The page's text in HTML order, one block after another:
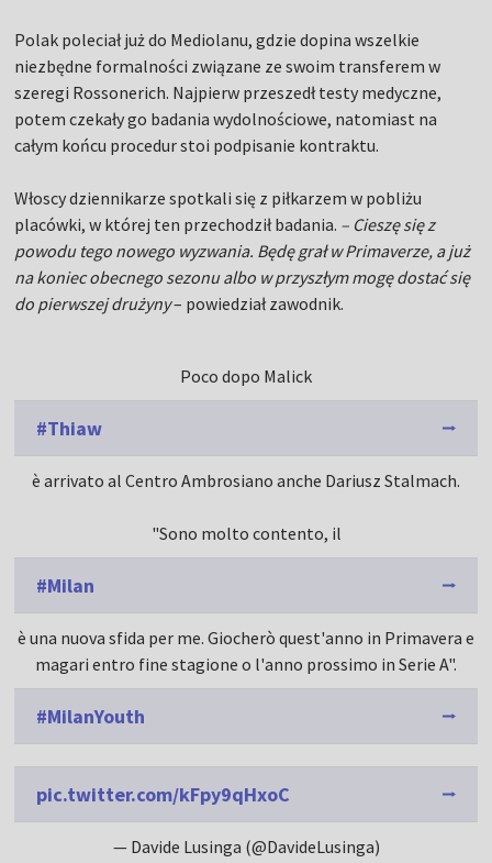
Polak poleciał już do Mediolanu, gdzie dopina wszelkie
niezbędne formalności związane ze swoim transferem w
szeregi Rossonerich. Najpierw przeszedł testy medyczne,
potem czekały go badania wydolnościowe, natomiast na
całym końcu procedur stoi podpisanie kontraktu.
Włoscy dziennikarze spotkali się z piłkarzem w pobliżu
placówki, w której ten przechodził badania. – Cieszę się z
powodu tego nowego wyzwania. Będę grał w Primaverze, a już
na koniec obecnego sezonu albo w przyszłym mogę dostać się
do pierwszej drużyny– powiedział zawodnik.
Poco dopo Malick
#Thiaw
è arrivato al Centro Ambrosiano anche Dariusz Stalmach.
"Sono molto contento, il
#Milan
è una nuova sfida per me. Giocherò quest'anno in Primavera e
magari entro fine stagione o l'anno prossimo in Serie A".
#MilanYouth
pic.twitter.com/kFpy9qHxoC
— Davide Lusinga (@DavideLusinga)